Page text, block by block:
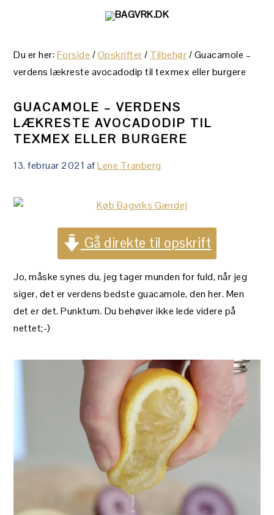
primær
navigation
primær
sidebar
Du er her:Forside /Opskrifter / Tilbehør/Guacamole –
verdens lækreste avocadodip til texmex eller burgere
GUACAMOLE – VERDENS
LÆKRESTE AVOCADODIP TIL
TEXMEX ELLER BURGERE
13. februar 2021 afLene Tranberg
Gå direkte til opskrift
Jo, måske synes du, jeg tager munden for fuld, når jeg
siger, det er verdens bedste guacamole, den her. Men
det er det. Punktum. Du behøver ikke lede videre på
nettet;-)